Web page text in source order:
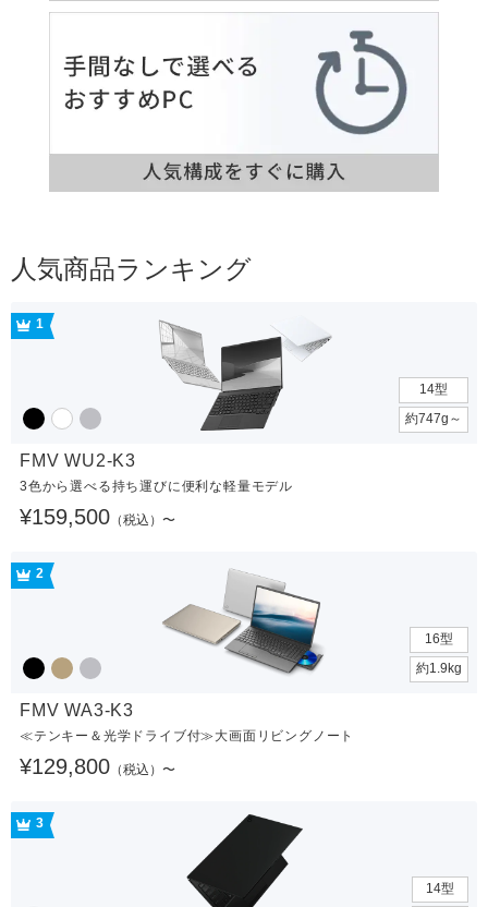
人気商品ランキング
1
14型
約747g～
FMV WU2-K3
3色から選べる持ち運びに便利な軽量モデル
¥159,500 （税込）〜
2
16型
約1.9kg
FMV WA3-K3
≪テンキー＆光学ドライブ付≫大画面リビングノート
¥129,800 （税込）〜
3
14型